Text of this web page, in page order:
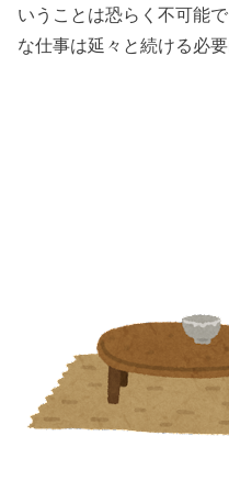
いうことは恐らく不可能
な仕事は延々と続ける必